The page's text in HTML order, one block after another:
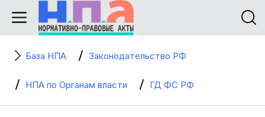
База НПА Законодательство РФ
НПА по Органам власти ГД ФС РФ